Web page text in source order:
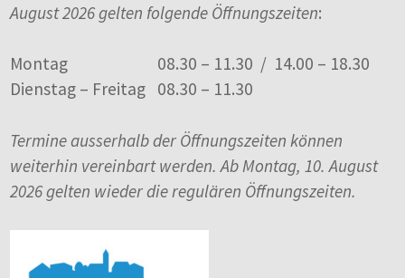
August 2026 gelten folgende Öffnungszeiten:
Montag
08.30 – 11.30 / 14.00 – 18.30
Dienstag – Freitag 08.30 – 11.30
Termine ausserhalb der Öffnungszeiten können
weiterhin vereinbart werden. Ab Montag, 10. August
2026 gelten wieder die regulären Öffnungszeiten.